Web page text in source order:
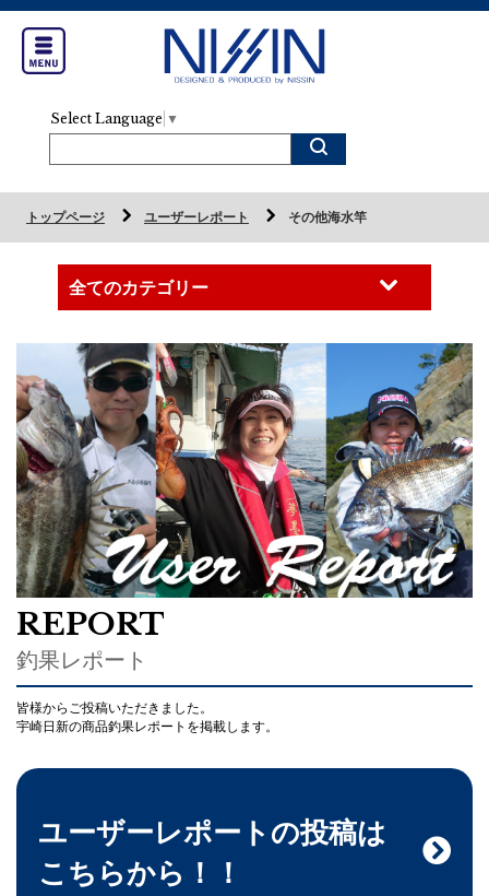
Select Language ▼
トップページ ユーザーレポート その他海水竿
REPORT
釣果レポート
皆様からご投稿いただきました。
宇崎日新の商品釣果レポートを掲載します。
ユーザーレポートの投稿は
こちらから！！